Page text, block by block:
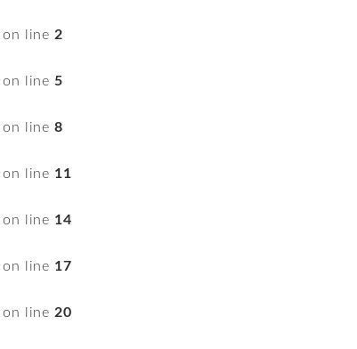
on line 2
on line 5
on line 8
on line 11
on line 14
on line 17
on line 20